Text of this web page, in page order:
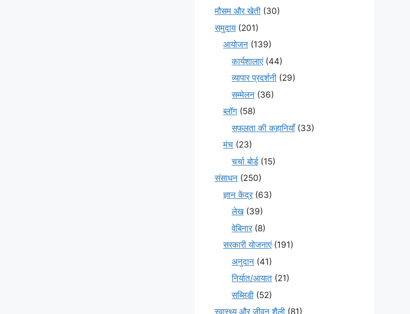
मौसम और खेती (30)
समुदाय(201)
आयोजन (139)
कार्यशालाएं(44)
व्यापार प्रदर्शनी (29)
सम्मेलन (36)
ब्लॉग (58)
सफलता की कहानियाँ(33)
मंच (23)
चर्चा बोर्ड(15)
संसाधन (250)
ज्ञान केंद्र(63)
लेख(39)
वेबिनार(8)
सरकारी योजनाएं(191)
अनुदान (41)
निर्यात/आयात (21)
सब्सिडी (52)
स्वास्थ्य और जीवन शैली (81)